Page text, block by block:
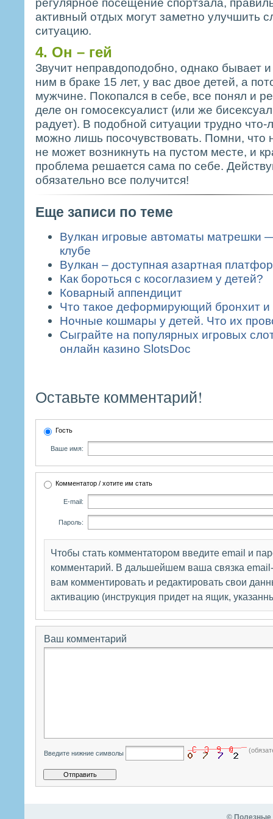
активный отдых могут заметно улучшить
ситуацию.
4. Он – гей
Звучит неправдоподобно, однако бывает
ним в браке 15 лет, у вас двое детей, а
мужчине. Покопался в себе, все понял и
деле он гомосексуалист (или же
радует). В подобной ситуации трудно что-
можно лишь посочувствовать. Помни, что
не может возникнуть на пустом месте, и
проблема решается сама по себе.
обязательно все получится!
Еще записи по теме
Вулкан игровые автоматы матрешки
клубе
Вулкан – доступная азартная
Как бороться с косоглазием у детей?
Коварный аппендицит
Что такое деформирующий бронхит и
Ночные кошмары у детей. Что их
Сыграйте на популярных игровых
онлайн казино SlotsDoc
Оставьте комментарий!
Гость
Ваше имя:
Комментатор / хотите им стать
E-mail:
Пароль:
Чтобы стать комментатором введите email и
комментарий. В дальшейшем ваша связка
вам комментировать и редактировать свои
активацию (инструкция придет на ящик,
Ваш комментарий
Введите нижние символы
© Полезные